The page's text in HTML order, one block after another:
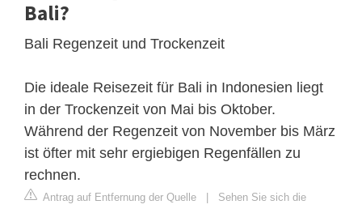
Bali?
Bali Regenzeit und Trockenzeit
Die ideale Reisezeit für Bali in Indonesien liegt
in der Trockenzeit von Mai bis Oktober.
Während der Regenzeit von November bis März
ist öfter mit sehr ergiebigen Regenfällen zu
rechnen.
Antrag auf Entfernung der Quelle | Sehen Sie sich die